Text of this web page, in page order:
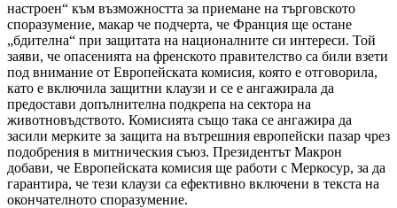
настроен“ към възможността за приемане на търговското
споразумение, макар че подчерта, че Франция ще остане
„бдителна“ при защитата на националните си интереси. Той
заяви, че опасенията на френското правителство са били взети
под внимание от Европейската комисия, която е отговорила,
като е включила защитни клаузи и се е ангажирала да
предостави допълнителна подкрепа на сектора на
животновъдството. Комисията също така се ангажира да
засили мерките за защита на вътрешния европейски пазар чрез
подобрения в митническия съюз. Президентът Макрон
добави, че Европейската комисия ще работи с Меркосур, за да
гарантира, че тези клаузи са ефективно включени в текста на
окончателното споразумение.